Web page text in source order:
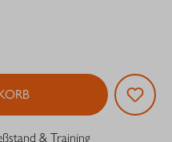
& Training